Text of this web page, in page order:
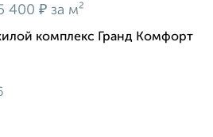
400 ₽ за м²
комплекс Гранд Комфорт